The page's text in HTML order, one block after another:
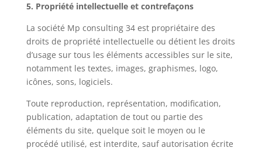
5. Propriété intellectuelle et contrefaçons
La société Mp consulting 34 est propriétaire des
droits de propriété intellectuelle ou détient les droits
d’usage sur tous les éléments accessibles sur le site,
notamment les textes, images, graphismes, logo,
icônes, sons, logiciels.
Toute reproduction, représentation, modification,
publication, adaptation de tout ou partie des
éléments du site, quelque soit le moyen ou le
procédé utilisé, est interdite, sauf autorisation écrite